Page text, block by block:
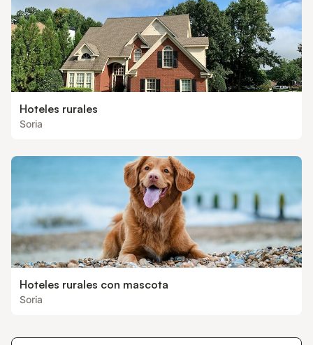
Hoteles rurales
Soria
Hoteles rurales con mascota
Soria